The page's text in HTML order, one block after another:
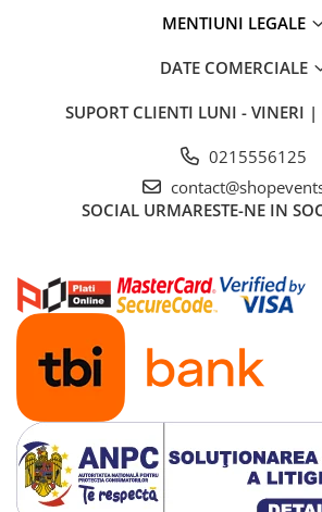
Distribuitoare de putere
Consumabile - Lichid
Filtre lichid & Accesorii
Masini Zapada
Masini Baloane
Masini CO2
Masini artificii
Ventilatoare
Cabluri și conectori
Cabluri asamblate
MENTIUNI LEGALE
DATE COMERCIALE
SUPORT CLIENTI LUNI - VINERI
0215556125
SOCIAL URMARESTE-NE IN